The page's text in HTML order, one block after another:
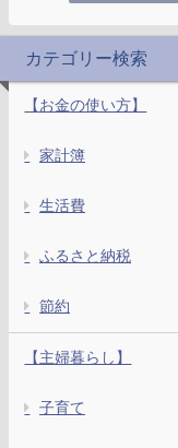
カテゴリー検索
【お金の使い方】
家計簿
生活費
ふるさと納税
節約
【主婦暮らし】
子育て